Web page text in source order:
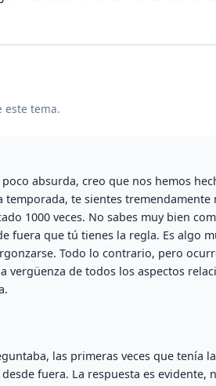
este tema.
absurda, creo que nos hemos
te sientes tremendamente
1000 veces. No sabes muy bien
fuera que tú tienes la regla. Es algo
Todo lo contrario, pero
vergüenza de todos los aspectos
las primeras veces que tenía
fuera. La respuesta es evidente,